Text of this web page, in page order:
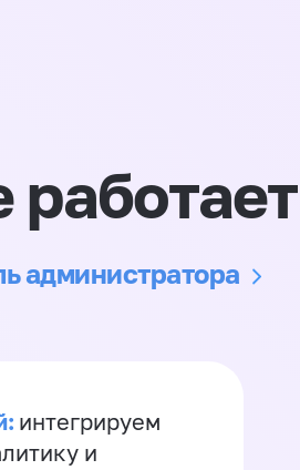
администратора
интегрируем
и